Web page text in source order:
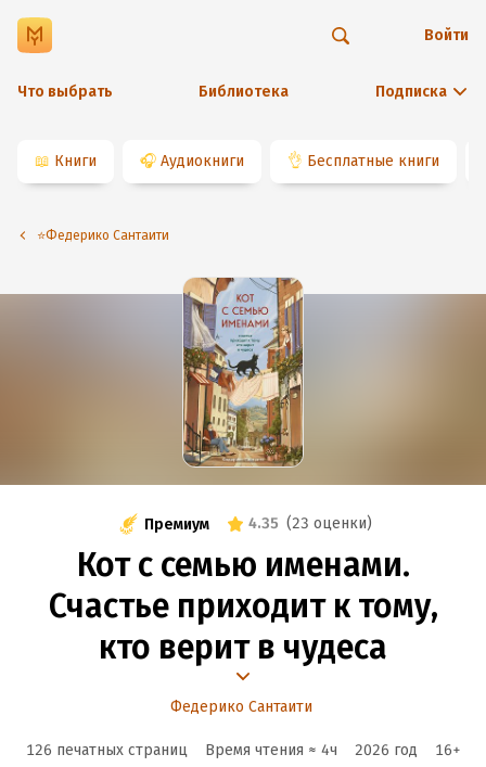
Что выбрать Библиотека Подписка
Войти
📖 Книги 🎧 Аудиокниги 👌 Бесплатные книги
⭐️Федерико Сантаити
Премиум 4.35 (23 оценки)
Кот с семью именами.
Счастье приходит к тому,
кто верит в чудеса
Федерико Сантаити
126 печатных страниц Время чтения ≈ 4ч 2026 год 16+